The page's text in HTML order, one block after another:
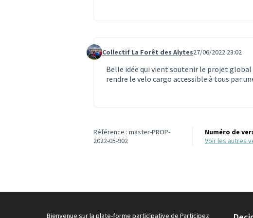
Commentaire 1921
Collectif La Forêt des Alytes27/06/2022 23:02
Belle idée qui vient soutenir le projet global
rendre le velo cargo accessible à tous par
Référence : master-PROP-
2022-05-902
Numéro de
voir les autres
Bienvenue sur la plate-forme participative de Participez